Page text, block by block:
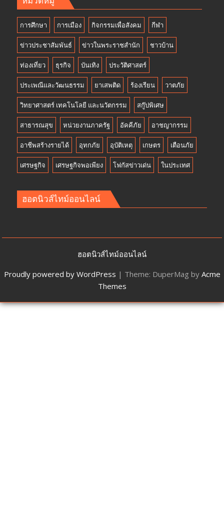
การศึกษา การเมือง กิจกรรมเพื่อสังคม กีฬา
ข่าวประชาสัมพันธ์ ข่าวในพระราชสำนัก ชาวบ้าน
ท่องเที่ยว ธุรกิจ บันเทิง ประวัติศาสตร์
ประเพณีและวัฒนธรรม ยาเสพติด ร้องเรียน วาตภัย
วิทยาศาสตร์ เทคโนโลยี และนวัตกรรม สกู๊ปพิเศษ
สาธารณสุข หน่วยงานภาครัฐ อัคคีภัย อาชญากรรม
อาชีพสร้างรายได้ อุทกภัย อุบัติเหตุ เกษตร เตือนภัย
เศรษฐกิจ เศรษฐกิจพอเพียง โฟกัสข่าวเด่น ในประเทศ
ฮอตนิวส์ไทม์ออนไลน์
ฮอตนิวส์ไทม์ออนไลน์
Proudly powered by WordPress | Theme: DuperMag by Acme
Themes